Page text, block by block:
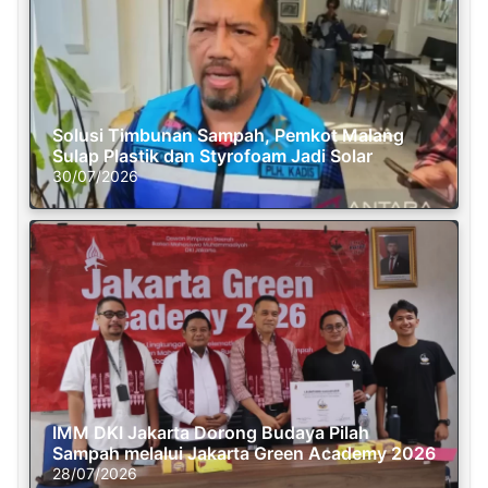
Solusi Timbunan Sampah, Pemkot Malang
Sulap Plastik dan Styrofoam Jadi Solar
30/07/2026
IMM DKI Jakarta Dorong Budaya Pilah
Sampah melalui Jakarta Green Academy 2026
28/07/2026